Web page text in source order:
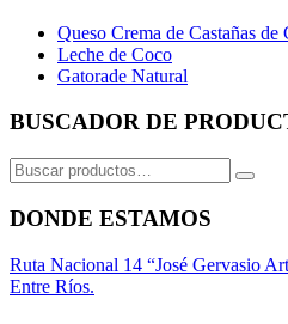
Queso Crema de Castañas de
Leche de Coco
Gatorade Natural
BUSCADOR DE
Buscar
por:
DONDE ESTAMOS
Ruta Nacional 14 “José Gervasio
Entre Ríos.